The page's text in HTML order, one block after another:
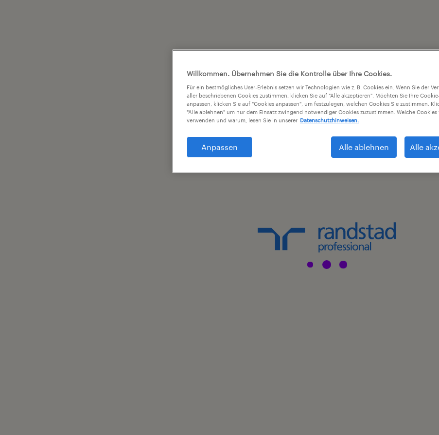
Willkommen. Übernehmen Sie die Kontrolle über Ihre Cookies.
Für ein bestmögliches User-Erlebnis setzen wir Technologien wie z. B. Cookies ein. Wenn Sie der
aller beschriebenen Cookies zustimmen, klicken Sie auf "Alle akzeptieren". Möchten Sie Ihre
anpassen, klicken Sie auf "Cookies anpassen", um festzulegen, welchen Cookies Sie zustimmen.
"Alle ablehnen" um nur dem Einsatz zwingend notwendiger Cookies zuzustimmen. Welche Cookies
verwenden und warum, lesen Sie in unserer Datenschutzhinweisen.
Anpassen Alle ablehnen Alle